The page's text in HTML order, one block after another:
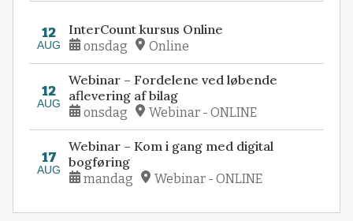
12
AUG
InterCount kursus Online
onsdag Online
12
AUG
Webinar – Fordelene ved løbende
aflevering af bilag
onsdag Webinar - ONLINE
17
AUG
Webinar – Kom i gang med digital
bogføring
mandag Webinar - ONLINE